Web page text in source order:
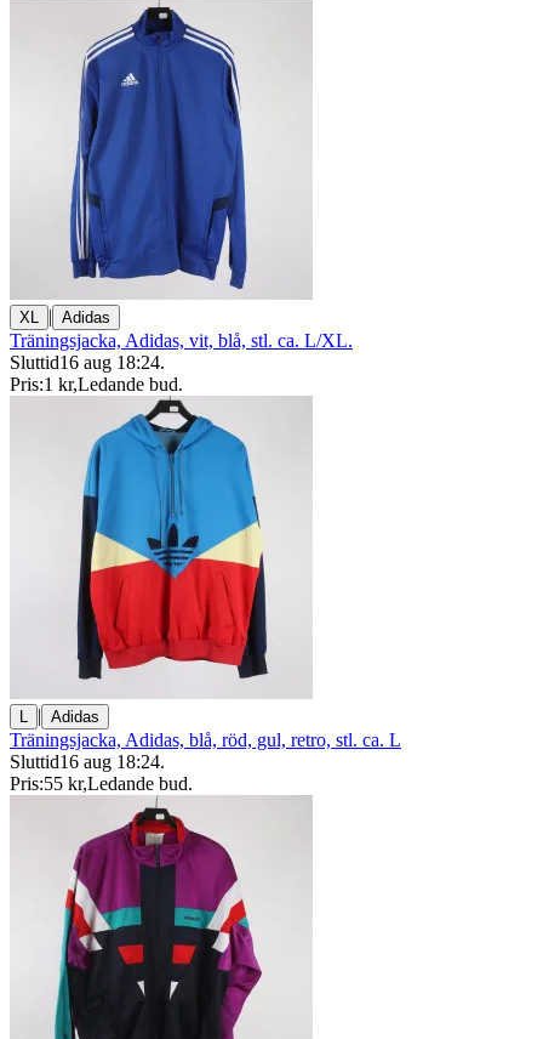
XL | Adidas
Träningsjacka, Adidas, vit, blå, stl. ca. L/XL.
Sluttid16 aug 18:24.
Pris:1 kr,Ledande bud.
L | Adidas
Träningsjacka, Adidas, blå, röd, gul, retro, stl. ca. L
Sluttid16 aug 18:24.
Pris:55 kr,Ledande bud.